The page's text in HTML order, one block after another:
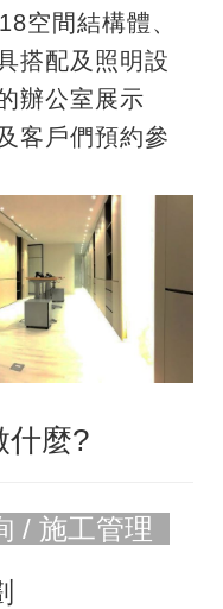
空間結構體、
搭配及照明設
辦公室展示
客戶們預約參
什麼?
/ 施工管理